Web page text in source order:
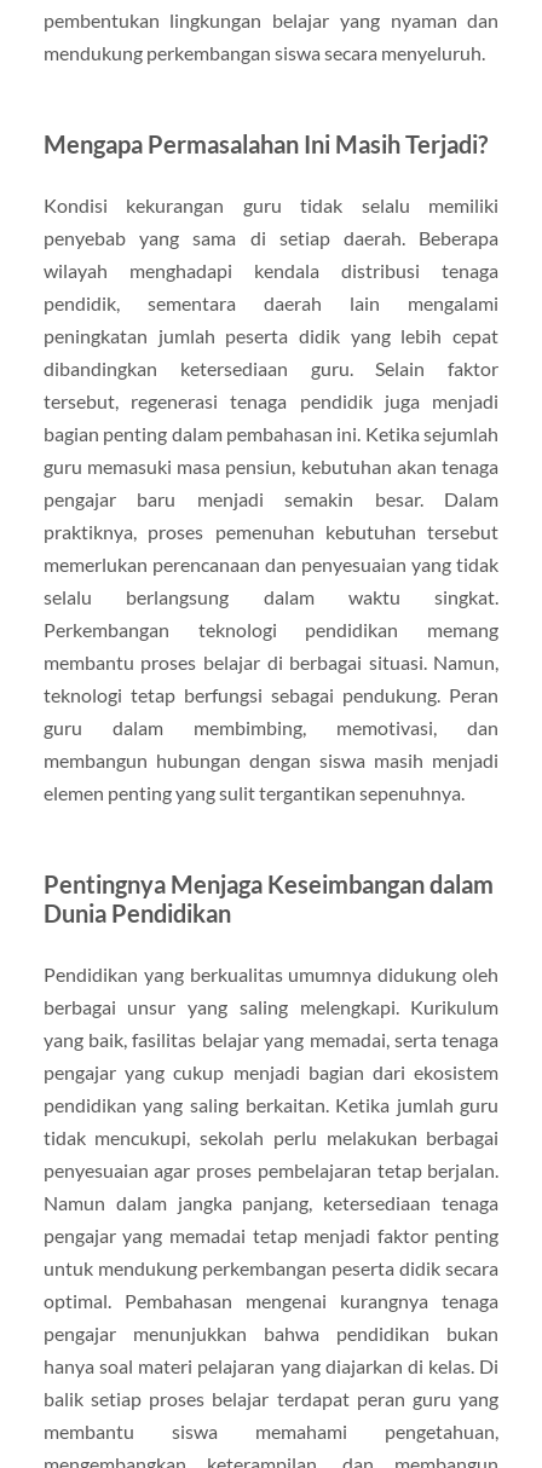
pembentukan lingkungan belajar yang nyaman dan
mendukung perkembangan siswa secara menyeluruh.
Mengapa Permasalahan Ini Masih Terjadi?
Kondisi kekurangan guru tidak selalu memiliki
penyebab yang sama di setiap daerah. Beberapa
wilayah menghadapi kendala distribusi tenaga
pendidik, sementara daerah lain mengalami
peningkatan jumlah peserta didik yang lebih cepat
dibandingkan ketersediaan guru. Selain faktor
tersebut, regenerasi tenaga pendidik juga menjadi
bagian penting dalam pembahasan ini. Ketika sejumlah
guru memasuki masa pensiun, kebutuhan akan tenaga
pengajar baru menjadi semakin besar. Dalam
praktiknya, proses pemenuhan kebutuhan tersebut
memerlukan perencanaan dan penyesuaian yang tidak
selalu berlangsung dalam waktu singkat.
Perkembangan teknologi pendidikan memang
membantu proses belajar di berbagai situasi. Namun,
teknologi tetap berfungsi sebagai pendukung. Peran
guru dalam membimbing, memotivasi, dan
membangun hubungan dengan siswa masih menjadi
elemen penting yang sulit tergantikan sepenuhnya.
Pentingnya Menjaga Keseimbangan dalam
Dunia Pendidikan
Pendidikan yang berkualitas umumnya didukung oleh
berbagai unsur yang saling melengkapi. Kurikulum
yang baik, fasilitas belajar yang memadai, serta tenaga
pengajar yang cukup menjadi bagian dari ekosistem
pendidikan yang saling berkaitan. Ketika jumlah guru
tidak mencukupi, sekolah perlu melakukan berbagai
penyesuaian agar proses pembelajaran tetap berjalan.
Namun dalam jangka panjang, ketersediaan tenaga
pengajar yang memadai tetap menjadi faktor penting
untuk mendukung perkembangan peserta didik secara
optimal. Pembahasan mengenai kurangnya tenaga
pengajar menunjukkan bahwa pendidikan bukan
hanya soal materi pelajaran yang diajarkan di kelas. Di
balik setiap proses belajar terdapat peran guru yang
membantu siswa memahami pengetahuan,